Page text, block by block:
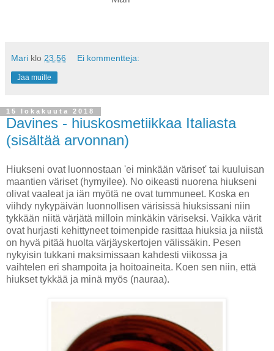
Mari klo 23.56 Ei kommentteja:
Jaa muille
15 lokakuuta 2018
Davines - hiuskosmetiikkaa Italiasta
(sisältää arvonnan)
Hiukseni ovat luonnostaan 'ei minkään väriset' tai kuuluisan
maantien väriset (hymyilee). No oikeasti nuorena hiukseni
olivat vaaleat ja iän myötä ne ovat tummuneet. Koska en
viihdy nykypäivän luonnollisen värisissä hiuksissani niin
tykkään niitä värjätä milloin minkäkin väriseksi. Vaikka värit
ovat hurjasti kehittyneet toimenpide rasittaa hiuksia ja niistä
on hyvä pitää huolta värjäyskertojen välissäkin. Pesen
nykyisin tukkani maksimissaan kahdesti viikossa ja
vaihtelen eri shampoita ja hoitoaineita. Koen sen niin, että
hiukset tykkää ja minä myös (nauraa).